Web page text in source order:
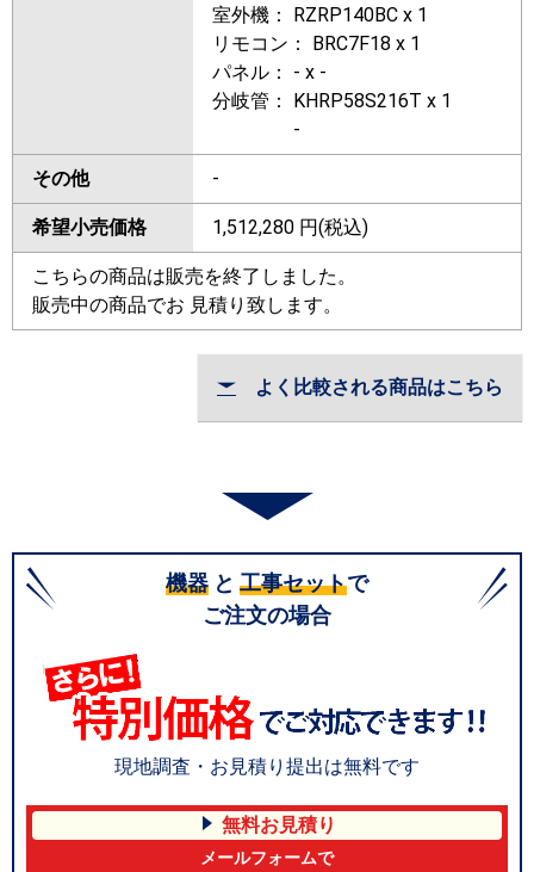
室外機： RZRP140BC x 1
リモコン： BRC7F18 x 1
パネル： - x -
分岐管： KHRP58S216T x 1
-
その他 -
希望小売価格 1,512,280 円(税込)
こちらの商品は販売を終了しました。
販売中の商品でお 見積り致します。
よく比較される商品はこちら
機器 と 工事セットで
ご注文の場合
現地調査・お見積り提出は無料です
無料お見積り
メールフォームで